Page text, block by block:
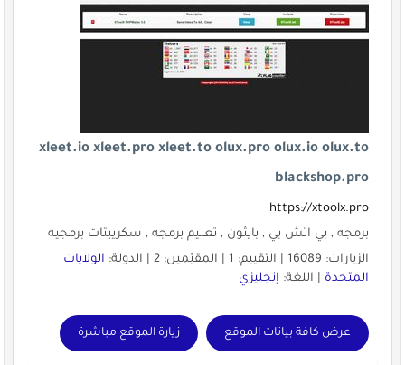
xleet.io xleet.pro xleet.to olux.pro olux.io olux.to
blackshop.pro
https://xtoolx.pro
برمجه , بي اتش بي , بايثون , تعليم برمجه , سكريبتات برمجيه
الزيارات: 16089 | التقييم: 1 | المقيّمين: 2 | الدولة:
الولايات
المتحدة| اللغة: إنجليزي
عرض كافة بيانات الموقع زيارة الموقع مباشرة